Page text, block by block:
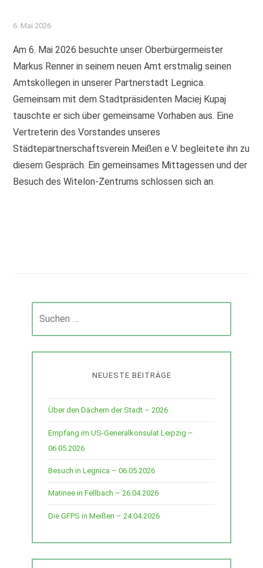
6. Mai 2026
Am 6. Mai 2026 besuchte unser Oberbürgermeister
Markus Renner in seinem neuen Amt erstmalig seinen
Amtskollegen in unserer Partnerstadt Legnica.
Gemeinsam mit dem Stadtpräsidenten Maciej Kupaj
tauschte er sich über gemeinsame Vorhaben aus. Eine
Vertreterin des Vorstandes unseres
Städtepartnerschaftsverein Meißen e.V. begleitete ihn zu
diesem Gespräch. Ein gemeinsames Mittagessen und der
Besuch des Witelon-Zentrums schlossen sich an.
nach:
NEUESTE BEITRÄGE
Über den Dächern der Stadt – 2026
Empfang im US-Generalkonsulat Leipzig –
06.05.2026
Besuch in Legnica – 06.05.2026
Matinee in Fellbach – 26.04.2026
Die GFPS in Meißen – 24.04.2026